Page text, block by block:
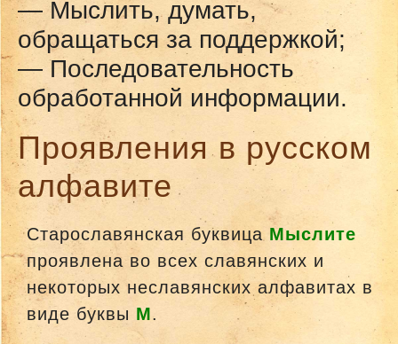
— Мыслить, думать,
обращаться за поддержкой;
— Последовательность
обработанной информации.
Проявления в русском
алфавите
Старославянская буквица Мыслите
проявлена во всех славянских и
некоторых неславянских алфавитах в
виде буквы М.